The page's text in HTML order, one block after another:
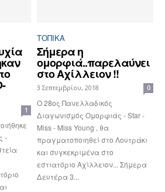
1
-
ΤΟΠΙΚΑ
Σήμερα η
ομορφιά..παρελαύνει
στο Αχίλλειον !!
3 Σεπτεμβρίου, 2018 0
Ο 28ος Πανελλαδικός
Διαγωνισμός Ομορφιάς - Star -
Miss - Miss Young , θα
πραγματοποιηθεί στο Λουτράκι
και συγκεκριμένα στο
εστιατόριο Αχίλλειον... Σήμερα
Δευτέρα 3...